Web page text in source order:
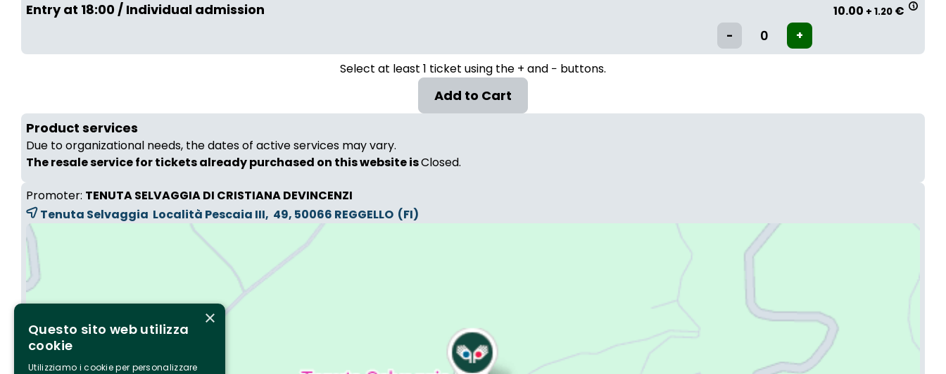
Entry at 18:00 / Individual admission 10.00 + 1.20 €
Select at least 1 ticket using the + and − buttons.
Product services
Due to organizational needs, the dates of active services may vary.
The resale service for tickets already purchased on this website isClosed.
Promoter: TENUTA SELVAGGIA DI CRISTIANA DEVINCENZI
Tenuta Selvaggia Località Pescaia III, 49, 50066 REGGELLO (FI)
×
Questo sito web utilizza
cookie
Utilizziamo i cookie per personalizzare